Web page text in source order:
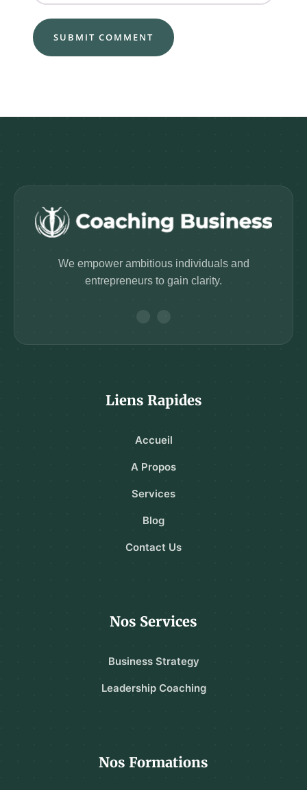
We empower ambitious individuals and
entrepreneurs to gain clarity.
Liens Rapides
Accueil
A Propos
Services
Blog
Contact Us
Nos Services
Business Strategy
Leadership Coaching
Nos Formations